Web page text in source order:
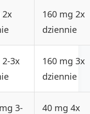
160 mg 2x
dziennie
3x
160 mg 3x
dziennie
3-
40 mg 4x